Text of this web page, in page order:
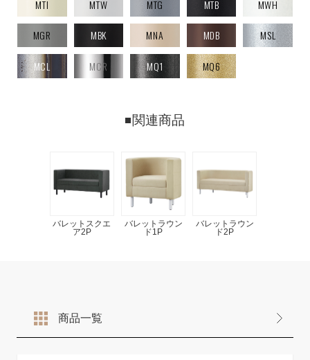
MTI MTW MTG MTB MWH
MGR MBK MNA MDB MSL
MCL MCR MQ1 MQ6
関連商品
バレットスクエ
ア2P
バレットラウン
ド1P
バレットラウン
ド2P
商品一覧